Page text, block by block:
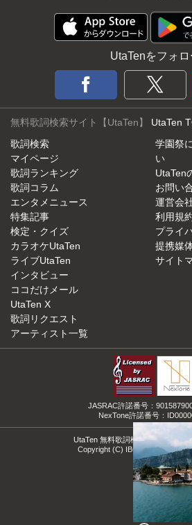
UtaTenをフォロ
無料歌詞検索サイト【UtaTen】 UtaTen
歌詞検索
マイページ
歌詞ランキング
歌詞コラム
エンタメニュース
特集記事
検定・クイズ
カラオケUtaTen
ライブUtaTen
インタビュー
ココだけメール
UtaTen X
歌詞リクエスト
アーティスト一覧
学園祭
い
UtaTen
お問い
運営会
利用規
プライ
提携媒
サイト
JASRAC許諾番号：
NexTone許諾番号：
UtaTen 無料歌詞検索サイトの決定
Copyright (C) IBG Media. All